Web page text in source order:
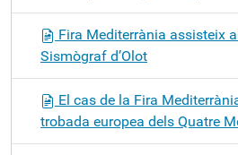
Fira Mediterrània assisteix
Sismògraf d’Olot
El cas de la Fira
trobada europea dels Quatre